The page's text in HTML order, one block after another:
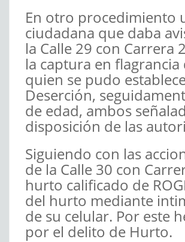
En otro procedimiento
ciudadana que daba
la Calle 29 con
la captura en flagrancia
quien se pudo
Deserción,
de edad, ambos
disposición de las
Siguiendo con las
de la Calle 30 con
hurto calificado de
del hurto mediante
de su celular. Por este
por el delito de Hurto.